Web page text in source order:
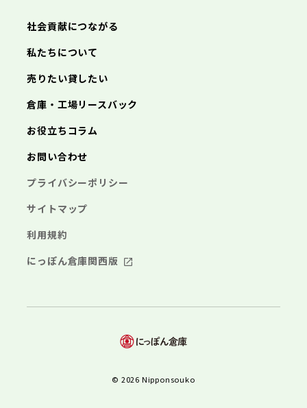
社会貢献につながる
私たちについて
売りたい貸したい
倉庫・工場リースバック
お役立ちコラム
お問い合わせ
プライバシーポリシー
サイトマップ
利用規約
にっぽん倉庫関西版
© 2026 Nipponsouko